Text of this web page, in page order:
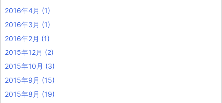
2016年4月 (1)
2016年3月 (1)
2016年2月 (1)
2015年12月 (2)
2015年10月 (3)
2015年9月 (15)
2015年8月 (19)